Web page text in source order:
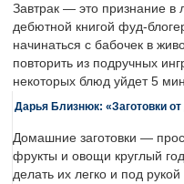
Завтрак — это признание в
дебютной книгой фуд-
начинаться с бабочек в
повторить из подручных
некоторых блюд уйдет 5
Дарья Близнюк: «Заготовки
Домашние заготовки —
фрукты и овощи круглый
делать их легко и под